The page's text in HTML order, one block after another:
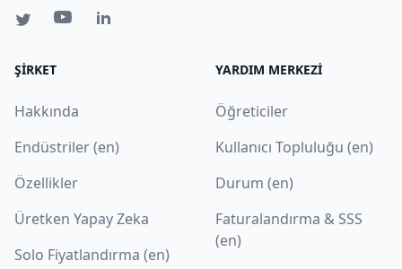
ŞIRKET
Hakkında
Endüstriler (en)
Özellikler
Üretken Yapay Zeka
Solo Fiyatlandırma (en)
YARDIM MERKEZI
Öğreticiler
Kullanıcı Topluluğu (en)
Durum (en)
Faturalandırma & SSS
(en)